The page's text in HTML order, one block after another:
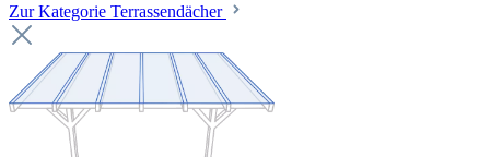
Zur Kategorie Terrassendächer